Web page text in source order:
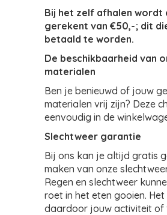
Bij het zelf afhalen wordt
gerekent van €50,-; dit
betaald te worden.
De beschikbaarheid van
materialen
Ben je benieuwd of jouw
materialen vrij zijn? Deze
eenvoudig in de
Slechtweer garantie
Bij ons kan je altijd gratis
maken van onze
Regen en slechtweer
roet in het eten gooien.
daardoor jouw activiteit of